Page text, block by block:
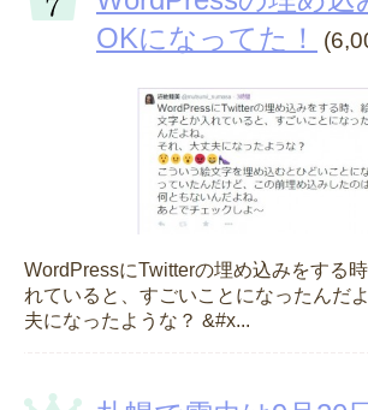
OKになってた！
WordPressにTwitterの埋め込みをする
れていると、すごいことになったんだ
夫になったような？ &#x...